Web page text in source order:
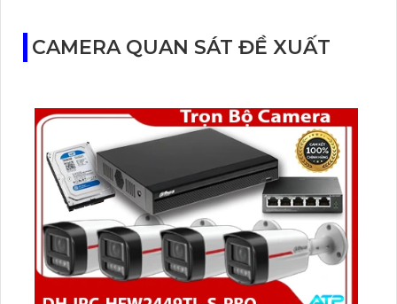
CAMERA QUAN SÁT ĐỀ XUẤT